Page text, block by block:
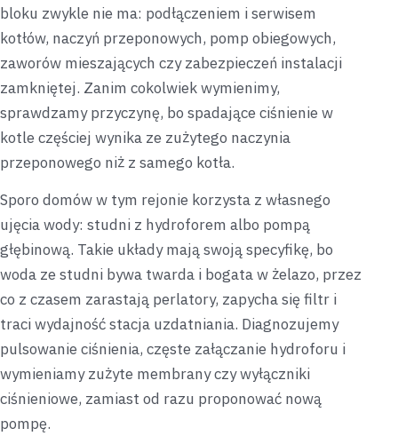
bloku zwykle nie ma: podłączeniem i serwisem
kotłów, naczyń przeponowych, pomp obiegowych,
zaworów mieszających czy zabezpieczeń instalacji
zamkniętej. Zanim cokolwiek wymienimy,
sprawdzamy przyczynę, bo spadające ciśnienie w
kotle częściej wynika ze zużytego naczynia
przeponowego niż z samego kotła.
Sporo domów w tym rejonie korzysta z własnego
ujęcia wody: studni z hydroforem albo pompą
głębinową. Takie układy mają swoją specyfikę, bo
woda ze studni bywa twarda i bogata w żelazo, przez
co z czasem zarastają perlatory, zapycha się filtr i
traci wydajność stacja uzdatniania. Diagnozujemy
pulsowanie ciśnienia, częste załączanie hydroforu i
wymieniamy zużyte membrany czy wyłączniki
ciśnieniowe, zamiast od razu proponować nową
pompę.